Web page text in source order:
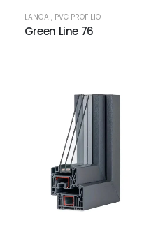
LANGAI, PVC PROFILIO
Green Line 76